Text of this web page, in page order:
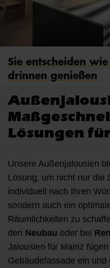
Sie entscheiden
drinnen genießen
Lösungen
Unsere Außenjalousien
Lösung, um nicht nur die
individuell nach Ihren
sondern auch ein
Räumlichkeiten zu
den Neubau oder bei
Jalousien für Mainz
Gebäudefassade ein